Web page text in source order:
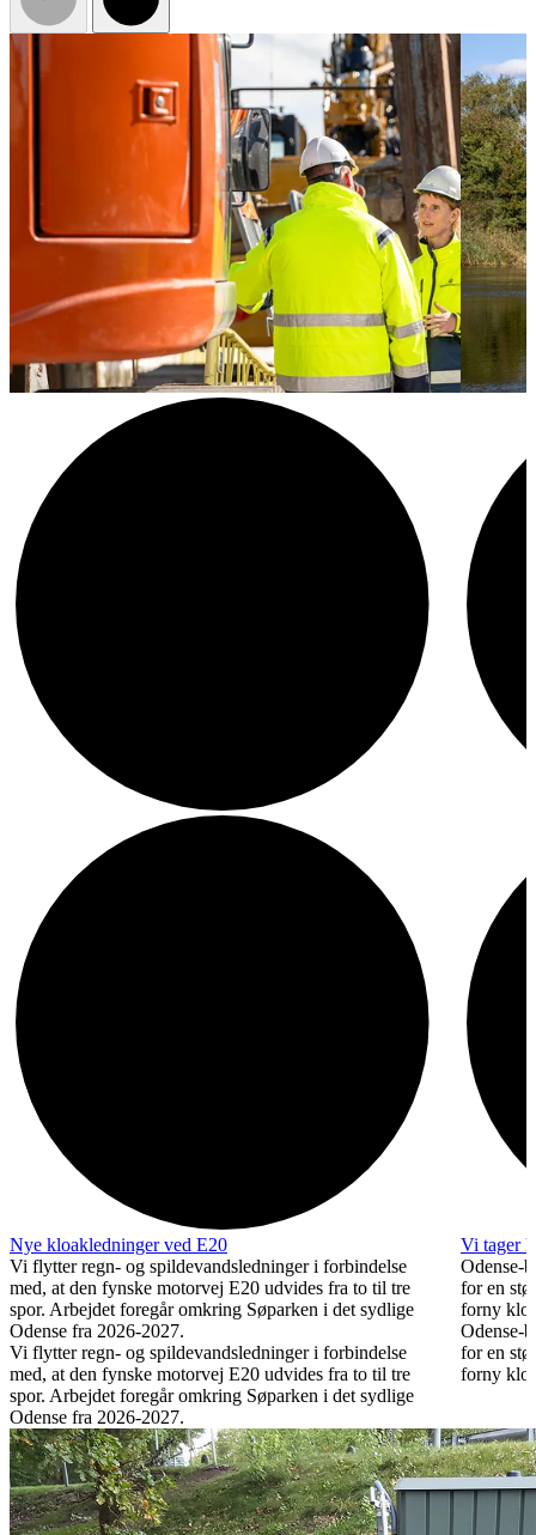
Nye kloakledninger ved E20
Vi flytter regn- og spildevandsledninger i forbindelse
med, at den fynske motorvej E20 udvides fra to til tre
spor. Arbejdet foregår omkring Søparken i det sydlige
Odense fra 2026-2027.
Vi flytter regn- og spildevandsledninger i forbindelse
med, at den fynske motorvej E20 udvides fra to til tre
spor. Arbejdet foregår omkring Søparken i det sydlige
Odense fra 2026-2027.
Vi tager
Odense-
for en
forny
Odense-
for en
forny